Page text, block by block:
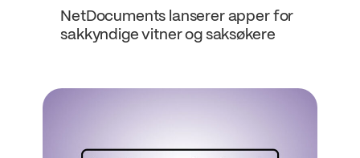
NetDocuments lanserer apper for
sakkyndige vitner og saksøkere